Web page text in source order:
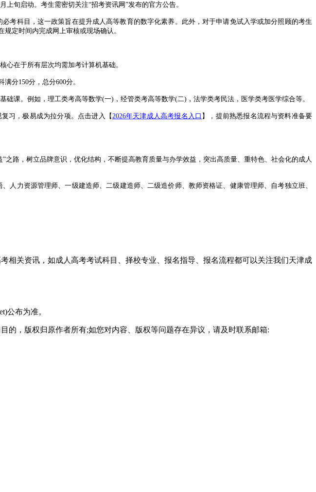
旬启动。考生需密切关注“招考资讯网”发布的官方公告。
科目，这一政策旨在提升成人高等教育的数字化素养。此外，对于申请免试入学或加分照顾的考生
定时间内完成网上审核或现场确认。
在于所有层次均需加考计算机基础。
分150分，总分600分。
。例如，理工类考高等数学(一)，经管类考高等数学(二)，法学类考民法，医学类考医学综合等。
习，极易成为拉分项。 点击进入【 2026年天津成人高考报名入口 】，提前熟悉报名流程与资料准备要
，树立品牌意识，优化结构，不断提高教育质量与办学效益，突出高质量、重特色、社会化的成人
力资源管理师、一级建造师、二级建造师、二级造价师、教师资格证、健康管理师、自考独立班、
功经验，中心全体教职员工团结一致，与达闻同发展，共奋斗，实现学校育人的成功，成就个人事
特有的计算机基础科目进行专项训练。对于报考医学类、艺术类等特殊专业的考生，还需留意学校
相关资讯，如成人高考考试科目、择校专业、报名指导、报名流程都可以关注我们天津成
公布为准。
的，版权归原作者所有;如您对内容、版权等问题存在异议，请及时联系邮箱: